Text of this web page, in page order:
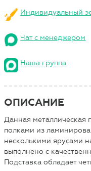
Индивидуальный
Чат с менеджером
Наша группа
ОПИСАНИЕ
Данная металлическая
полками из
несколькими ярусами
выполнено с
Подставка обладает